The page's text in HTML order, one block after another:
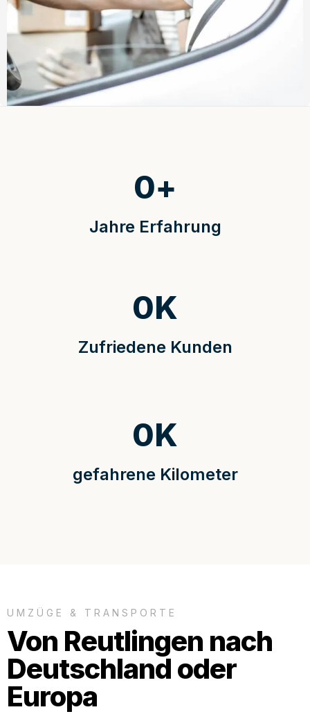
Jahre Erfahrung
0+
Zufriedene Kunden
0K
gefahrene Kilometer
0K
UMZÜGE & TRANSPORTE
Von Reutlingen nach
Deutschland oder
Europa